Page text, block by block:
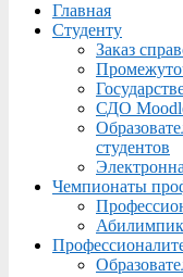
Menu
Главная
Студенту
Заказ
СДО
студентов
Чемпионаты